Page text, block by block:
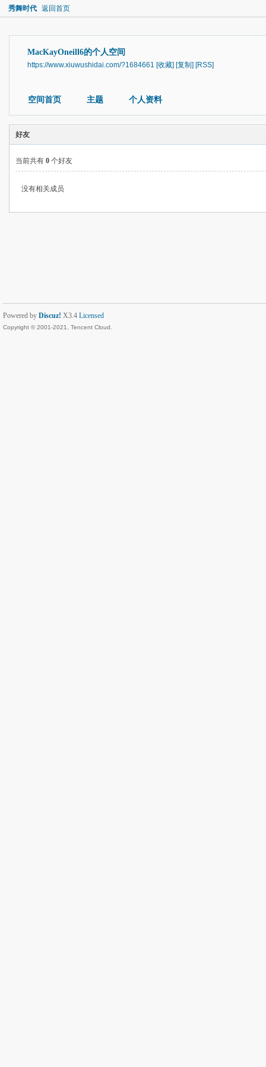
秀舞时代 返回首页
MacKayOneill6的个人空间
https://www.xiuwushidai.com/?1684661 [收藏] [复制] [RSS]
空间首页 主题 个人资料
好友
当前共有 0 个好友
没有相关成员
Powered by Discuz! X3.4 Licensed
Copyright © 2001-2021, Tencent Cloud.